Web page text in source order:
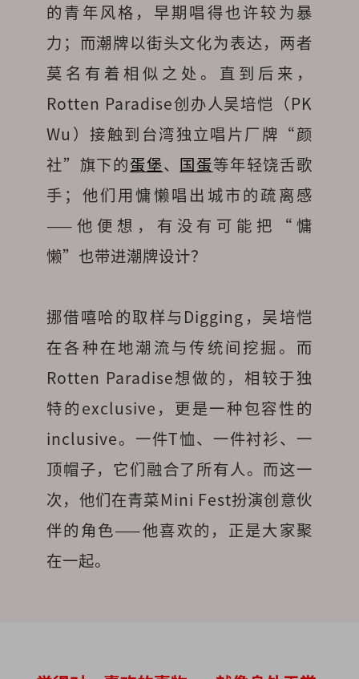
的青年风格，早期唱得也许较为暴
力；而潮牌以街头文化为表达，两者
莫名有着相似之处。直到后来，
Rotten Paradise创办人吴培恺（PK
Wu）接触到台湾独立唱片厂牌“颜
社”旗下的蛋堡、 国蛋等年轻饶舌歌
手；他们用慵懒唱出城市的疏离感
——他便想，有没有可能把“慵
懒”也带进潮牌设计？
挪借嘻哈的取样与Digging，吴培恺
在各种在地潮流与传统间挖掘。而
Rotten Paradise想做的，相较于独
特的exclusive，更是一种包容性的
inclusive。一件T恤、一件衬衫、一
顶帽子，它们融合了所有人。而这一
次，他们在青菜Mini Fest扮演创意伙
伴的角色——他喜欢的，正是大家聚
在一起。